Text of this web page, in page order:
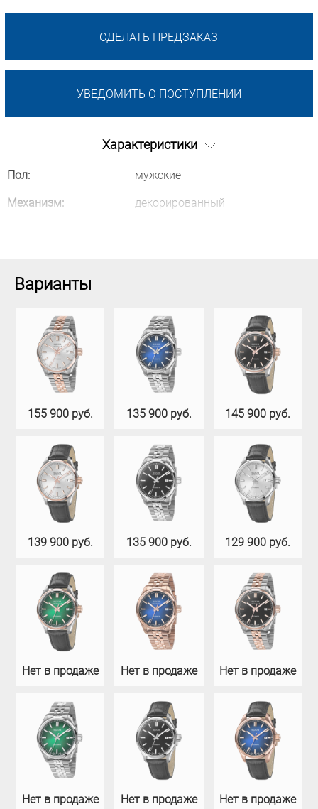
УВЕДОМИТЬ О ПОСТУПЛЕНИИ
СДЕЛАТЬ ПРЕДЗАКАЗ
Характеристики
Пол: мужские
Механизм: декорированный
Варианты
155 900 руб. 135 900 руб. 145 900 руб.
139 900 руб. 135 900 руб. 129 900 руб.
Нет в продаже Нет в продаже Нет в продаже
Нет в продаже Нет в продаже Нет в продаже